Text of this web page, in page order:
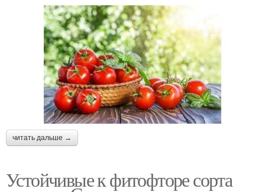
читать дальше →
Устойчивые к фитофторе сорта